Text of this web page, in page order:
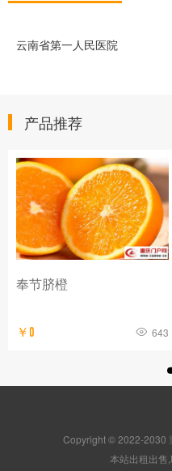
云南省第一人民医院
产品推荐
江津米花糖
￥0
Copyright © 2022-2030
本站出租出售